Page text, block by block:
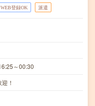
WEB登録OK 派遣
～00:30
！